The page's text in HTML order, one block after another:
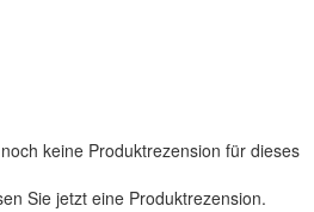
keine Produktrezension für dieses
Sie jetzt eine Produktrezension.